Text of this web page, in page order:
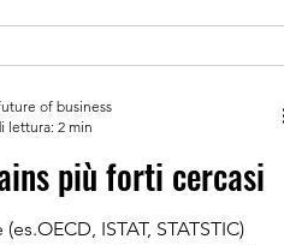
più forti cercasi
ISTAT, STATSTIC)
of business
lettura: 2 min